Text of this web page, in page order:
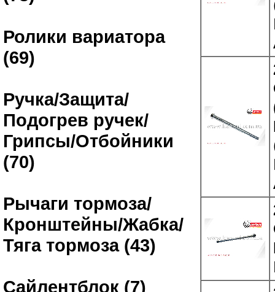
Ролики вариатора
(69)
Ручка/Защита/
Подогрев ручек/
Грипсы/Отбойники
(70)
Рычаги тормоза/
Кронштейны/Жабка/
Тяга тормоза (43)
Сайлентблок (7)